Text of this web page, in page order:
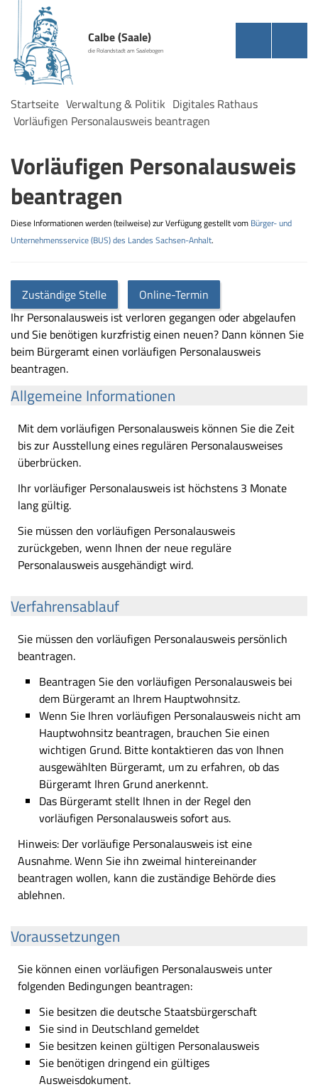
Calbe (Saale)
die Rolandstadt am Saalebogen
Startseite Verwaltung & Politik Digitales Rathaus
Vorläufigen Personalausweis beantragen
Vorläufigen Personalausweis
beantragen
Diese Informationen werden (teilweise) zur Verfügung gestellt vom Bürger- und
Unternehmensservice (BUS) des Landes Sachsen-Anhalt.
Zuständige Stelle
Online-Termin
Ihr Personalausweis ist verloren gegangen oder abgelaufen
und Sie benötigen kurzfristig einen neuen? Dann können Sie
beim Bürgeramt einen vorläufigen Personalausweis
beantragen.
Allgemeine Informationen
Mit dem vorläufigen Personalausweis können Sie die Zeit
bis zur Ausstellung eines regulären Personalausweises
überbrücken.
Ihr vorläufiger Personalausweis ist höchstens 3 Monate
lang gültig.
Sie müssen den vorläufigen Personalausweis
zurückgeben, wenn Ihnen der neue reguläre
Personalausweis ausgehändigt wird.
Verfahrensablauf
Sie müssen den vorläufigen Personalausweis persönlich
beantragen.
Beantragen Sie den vorläufigen Personalausweis bei
dem Bürgeramt an Ihrem Hauptwohnsitz.
Wenn Sie Ihren vorläufigen Personalausweis nicht am
Hauptwohnsitz beantragen, brauchen Sie einen
wichtigen Grund. Bitte kontaktieren das von Ihnen
ausgewählten Bürgeramt, um zu erfahren, ob das
Bürgeramt Ihren Grund anerkennt.
Das Bürgeramt stellt Ihnen in der Regel den
vorläufigen Personalausweis sofort aus.
Hinweis: Der vorläufige Personalausweis ist eine
Ausnahme. Wenn Sie ihn zweimal hintereinander
beantragen wollen, kann die zuständige Behörde dies
ablehnen.
Voraussetzungen
Sie können einen vorläufigen Personalausweis unter
folgenden Bedingungen beantragen:
Sie besitzen die deutsche Staatsbürgerschaft
Sie sind in Deutschland gemeldet
Sie besitzen keinen gültigen Personalausweis
Sie benötigen dringend ein gültiges
Ausweisdokument.